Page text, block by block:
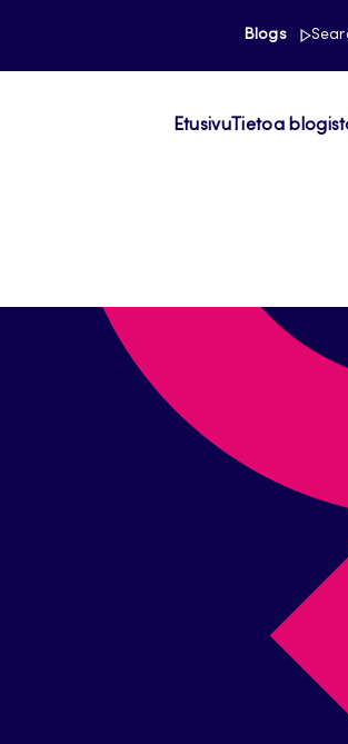
Blogs
Etusivu Tietoa